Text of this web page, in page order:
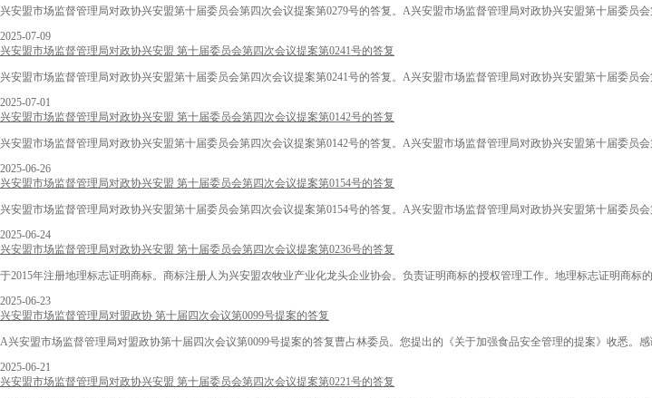
兴安盟市场监督管理局对政协兴安盟第十届委员会第四次会议提案第0279号的答复。A兴安盟市场监督管理局对政协兴安盟第十届委员
2025-07-09
兴安盟市场监督管理局对政协兴安盟 第十届委员会第四次会议提案第0241号的答复
兴安盟市场监督管理局对政协兴安盟第十届委员会第四次会议提案第0241号的答复。A兴安盟市场监督管理局对政协兴安盟第十届委员
2025-07-01
兴安盟市场监督管理局对政协兴安盟 第十届委员会第四次会议提案第0142号的答复
兴安盟市场监督管理局对政协兴安盟第十届委员会第四次会议提案第0142号的答复。A兴安盟市场监督管理局对政协兴安盟第十届委员
2025-06-26
兴安盟市场监督管理局对政协兴安盟 第十届委员会第四次会议提案第0154号的答复
兴安盟市场监督管理局对政协兴安盟第十届委员会第四次会议提案第0154号的答复。A兴安盟市场监督管理局对政协兴安盟第十届委员
2025-06-24
兴安盟市场监督管理局对政协兴安盟 第十届委员会第四次会议提案第0236号的答复
于2015年注册地理标志证明商标。商标注册人为兴安盟农牧业产业化龙头企业协会。负责证明商标的授权管理工作。地理标志证明商
2025-06-23
兴安盟市场监督管理局对盟政协 第十届四次会议第0099号提案的答复
A兴安盟市场监督管理局对盟政协第十届四次会议第0099号提案的答复曹占林委员。您提出的《关于加强食品安全管理的提案》收悉。
2025-06-21
兴安盟市场监督管理局对政协兴安盟 第十届委员会第四次会议提案第0221号的答复